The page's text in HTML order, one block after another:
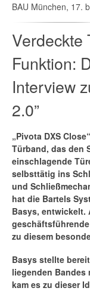
BAU München, 17.
Verdeckte
Funktion:
Interview
2.0”
„Pivota DXS
Türband, das den
einschlagende
selbsttätig ins
und
hat die Bartels
Basys, entwickelt.
zu diesem
Basys stellte
liegenden Bandes
kam es zu dieser